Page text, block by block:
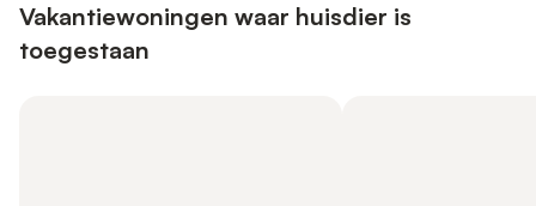
Vakantiewoningen waar huisdier is
toegestaan